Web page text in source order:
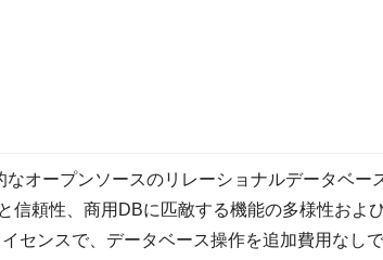
オープンソースのリレーショナルデータベー
信頼性、商用DBに匹敵する機能の多様性およ
センスで、データベース操作を追加費用なし